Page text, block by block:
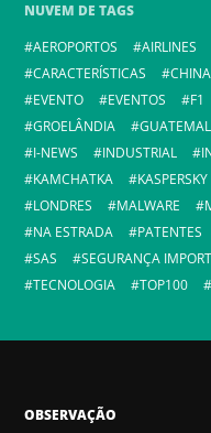
NUVEM DE TAGS
AEROPORTOS
AIRLINES
CARACTERÍSTICAS
CHINA
EVENTO
EVENTOS F1
GROELÂNDIA
I-NEWS
INDUSTRIAL
KAMCHATKA
KASPERSKY
LONDRES
MALWARE
NA ESTRADA
PATENTES
SAS
SEGURANÇA
TECNOLOGIA
TOP100
OBSERVAÇÃO